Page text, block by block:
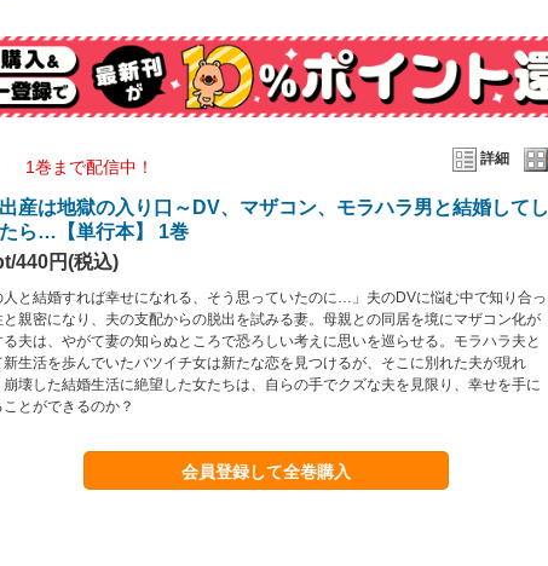
詳細
1巻まで配信中！
産は地獄の入り口～DV、マザコン、モラハラ男と結婚してし
ら…【単行本】 1巻
440円(税込)
人と結婚すれば幸せになれる、そう思っていたのに…」夫のDVに悩む中で知り合っ
と親密になり、夫の支配からの脱出を試みる妻。母親との同居を境にマザコン化が
る夫は、やがて妻の知らぬところで恐ろしい考えに思いを巡らせる。モラハラ夫と
新生活を歩んでいたバツイチ女は新たな恋を見つけるが、そこに別れた夫が現れ
壊した結婚生活に絶望した女たちは、自らの手でクズな夫を見限り、幸せを手に
ことができるのか？
会員登録して全巻購入